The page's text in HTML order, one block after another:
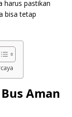
harus pastikan
bisa tetap
Aman